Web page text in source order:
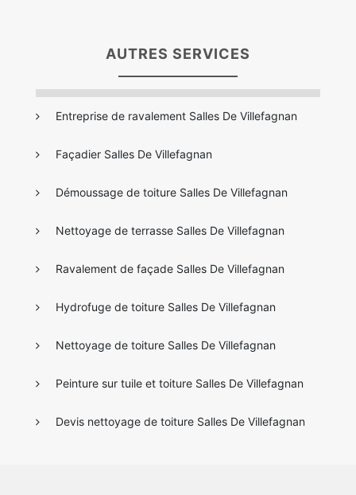
AUTRES SERVICES
Entreprise de ravalement Salles De Villefagnan
Façadier Salles De Villefagnan
Démoussage de toiture Salles De Villefagnan
Nettoyage de terrasse Salles De Villefagnan
Ravalement de façade Salles De Villefagnan
Hydrofuge de toiture Salles De Villefagnan
Nettoyage de toiture Salles De Villefagnan
Peinture sur tuile et toiture Salles De Villefagnan
Devis nettoyage de toiture Salles De Villefagnan